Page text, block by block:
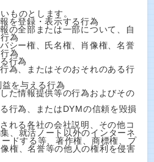
ものとします。
を登録・表示する行為
の全部または一部について、自
為
シー権、氏名権、肖像権、名誉
為
行為
為、またはそのおそれのある行
を与える行為
た情報提供等の行為およびその
行為、またはDYMの信頼を毀損
れる各社の会社説明、その他コ
、就活ノート以外のインターネ
ドする等、著作権、商標権、プ
権、名誉等の他人の権利を侵害